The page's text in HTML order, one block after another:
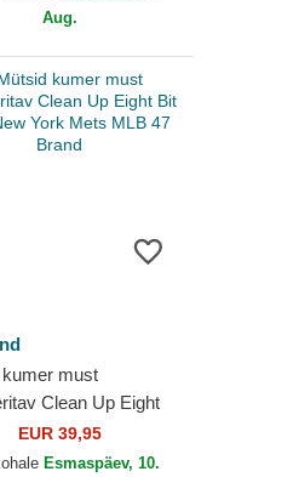
Aug.
must
Clean Up Eight
New York Mets
Brand
EUR 39,95
Esmaspäev, 10.